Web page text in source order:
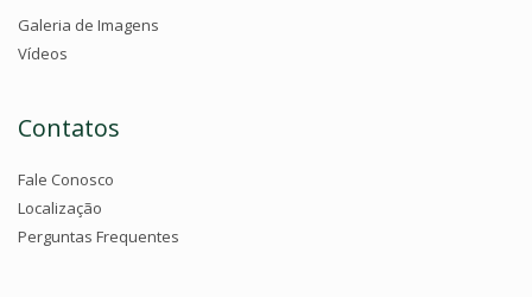
Galeria de Imagens
Vídeos
Contatos
Fale Conosco
Localização
Perguntas Frequentes